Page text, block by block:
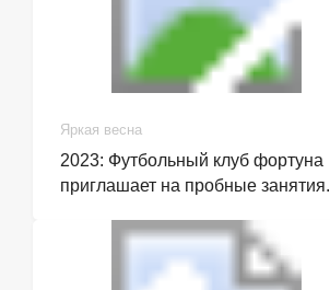
Яркая весна
2023: Футбольный клуб фортуна
приглашает на пробные занятия.